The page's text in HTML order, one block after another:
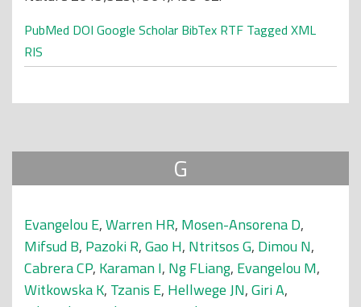
PubMed DOI Google Scholar BibTex RTF Tagged XML
RIS
G
Evangelou E,Warren HR, Mosen-Ansorena D,
Mifsud B, Pazoki R,Gao H, Ntritsos G, Dimou N,
Cabrera CP, Karaman I, Ng FLiang, Evangelou M,
Witkowska K, Tzanis E, Hellwege JN,Giri A,